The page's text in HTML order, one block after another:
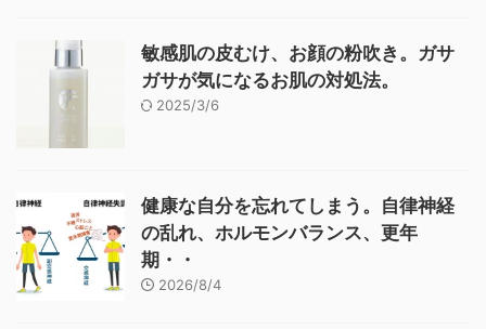
敏感肌の皮むけ、お顔の粉吹き。ガサ
ガサが気になるお肌の対処法。
2025/3/6
健康な自分を忘れてしまう。自律神経
の乱れ、ホルモンバランス、更年
期・・
2026/8/4